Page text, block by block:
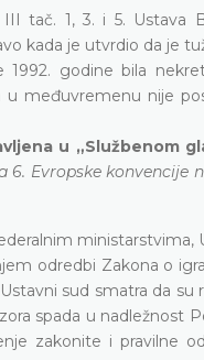
tač. 1, 3. i 5. Ustava
kada je utvrdio da je
1992. godine bila
u međuvremenu nije
u „Službenom
Evropske konvencije
ministarstvima,
odredbi Zakona o
sud smatra da su
spada u nadležnost
zakonite i pravilne